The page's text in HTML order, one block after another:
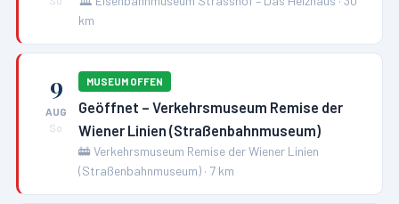
km
9
AUG
So
MUSEUM OFFEN
Geöffnet – Verkehrsmuseum Remise der
Wiener Linien (Straßenbahnmuseum)
🚋 Verkehrsmuseum Remise der Wiener Linien
(Straßenbahnmuseum) · 7 km